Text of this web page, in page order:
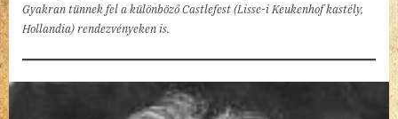
Gyakran tünnek fel a különböző Castlefest (Lisse-i Keukenhof kastély,
Hollandia) rendezvényeken is.